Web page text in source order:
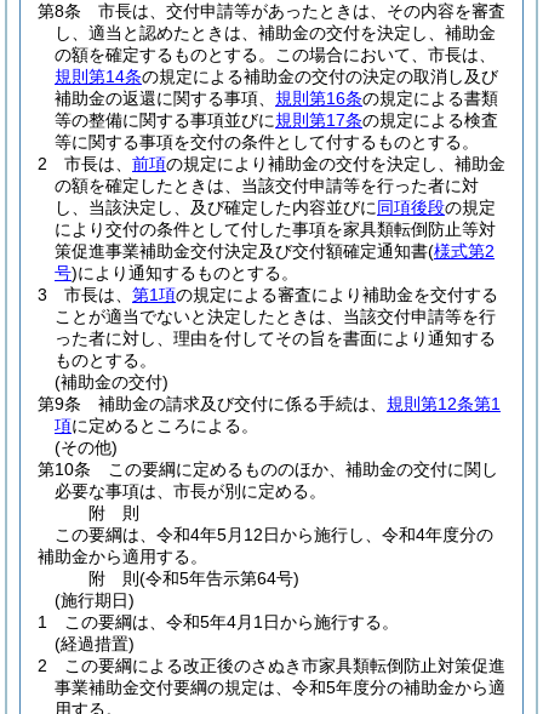
第8条
市長は、交付申請等があったときは、その内容を審査
し、適当と認めたときは、補助金の交付を決定し、補助金
の額を確定するものとする。
この場合において、市長は、
規則第14条の規定による補助金の交付の決定の取消し及び
補助金の返還に関する事項、 規則第16条の規定による書類
等の整備に関する事項並びに規則第17条の規定による検査
等に関する事項を交付の条件として付するものとする。
2
市長は、 前項の規定により補助金の交付を決定し、補助金
の額を確定したときは、当該交付申請等を行った者に対
し、当該決定し、及び確定した内容並びに同項後段の規定
により交付の条件として付した事項を家具類転倒防止等対
策促進事業補助金交付決定及び交付額確定通知書(様式第2
号)により通知するものとする。
3
市長は、 第1項の規定による審査により補助金を交付する
ことが適当でないと決定したときは、当該交付申請等を行
った者に対し、理由を付してその旨を書面により通知する
ものとする。
(補助金の交付)
第9条
補助金の請求及び交付に係る手続は、 規則第12条第1
項に定めるところによる。
(その他)
第10条
この要綱に定めるもののほか、補助金の交付に関し
必要な事項は、市長が別に定める。
附 則
この要綱は、令和4年5月12日から施行し、令和4年度分の
補助金から適用する。
附 則(令和5年告示第64号)
(施行期日)
1
この要綱は、令和5年4月1日から施行する。
(経過措置)
2
この要綱による改正後のさぬき市家具類転倒防止対策促進
事業補助金交付要綱の規定は、令和5年度分の補助金から適
用する。